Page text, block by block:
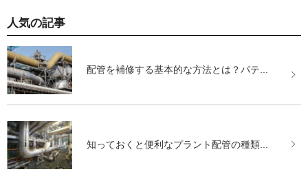
人気の記事
配管を補修する基本的な方法とは？パテ...
知っておくと便利なプラント配管の種類...